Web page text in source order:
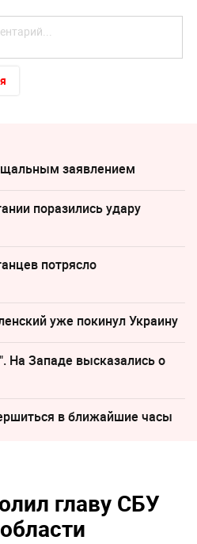
заявлением
поразились удару
потрясло
уже покинул Украину
На Западе высказались о
в ближайшие часы
главу СБУ